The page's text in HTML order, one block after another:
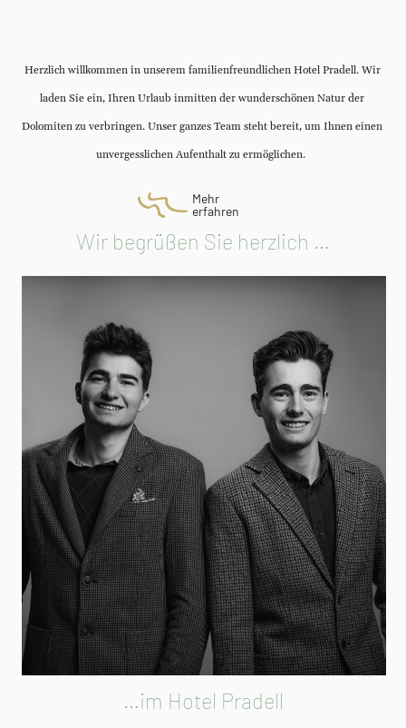
Wir begrüßen Sie herzlich …
Herzlich willkommen in unserem familienfreundlichen Hotel Pradell. Wir
laden Sie ein, Ihren Urlaub inmitten der wunderschönen Natur der
Dolomiten zu verbringen. Unser ganzes Team steht bereit, um Ihnen einen
unvergesslichen Aufenthalt zu ermöglichen.
Mehr
erfahren
…im Hotel Pradell